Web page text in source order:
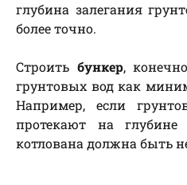
глубина залегания
более точно.
Строить бункер,
грунтовых вод как
Например, если
протекают на
котлована должна быть